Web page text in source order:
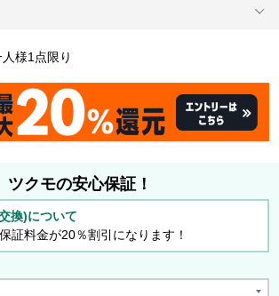
人様1 点限り
ツクモの安心保証！
換)について
証料金が20％割引になります！